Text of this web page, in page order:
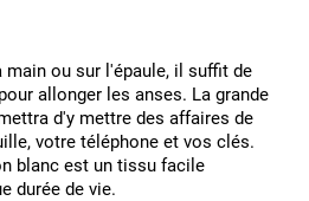
ou sur l'épaule, il suffit de
allonger les anses. La grande
d'y mettre des affaires de
votre téléphone et vos clés.
blanc est un tissu facile
durée de vie.